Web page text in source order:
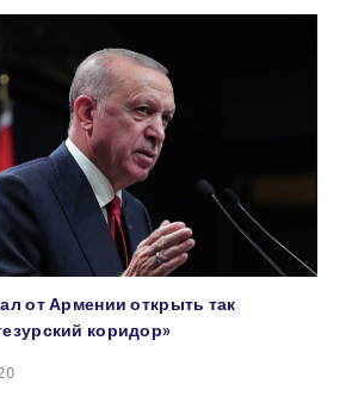
от Армении открыть так
коридор»